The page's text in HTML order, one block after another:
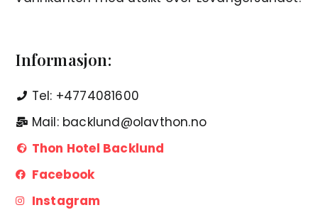
Informasjon:
Tel: +4774081600
Mail: backlund@olavthon.no
Thon Hotel Backlund
Facebook
Instagram